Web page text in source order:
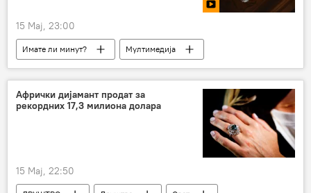
15 Мај, 23:00
Имате ли минут? Мултимедија
Афрички дијамант продат за
рекордних 17,3 милиона долара
15 Мај, 22:50